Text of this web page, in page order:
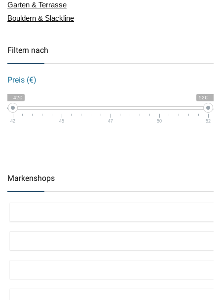
Garten & Terrasse
Bouldern & Slackline
Filtern nach
Preis (€)
42€ 52€
42 45 47 50 52
Markenshops